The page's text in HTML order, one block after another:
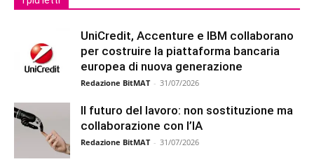
UniCredit, Accenture e IBM collaborano
per costruire la piattaforma bancaria
europea di nuova generazione
Redazione BitMAT - 31/07/2026
Il futuro del lavoro: non sostituzione ma
collaborazione con l’IA
Redazione BitMAT - 31/07/2026